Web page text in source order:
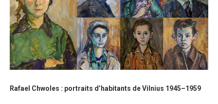
Rafael Chwoles : portraits d’habitants de Vilnius 1945–1959